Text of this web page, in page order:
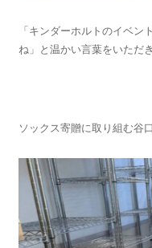
「キンダーホルトのイベン
ね」と温かい言葉をいただ
ソックス寄贈に取り組む谷